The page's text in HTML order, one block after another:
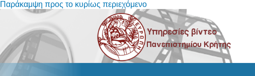
Παράκαμψη προς το κυρίως περιεχόμενο